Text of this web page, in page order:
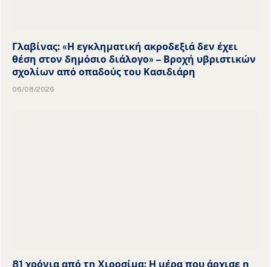
Γλαβίνας: «Η εγκληματική ακροδεξιά δεν έχει
θέση στον δημόσιο διάλογο» – Βροχή υβριστικών
σχολίων από οπαδούς του Κασιδιάρη
06/08/2026
81 χρόνια από τη Χιροσίμα: Η μέρα που άρχισε η